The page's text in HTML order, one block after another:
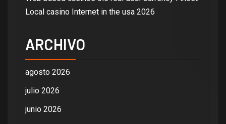
Local casino Internet in the usa 2026
ARCHIVO
agosto 2026
julio 2026
junio 2026